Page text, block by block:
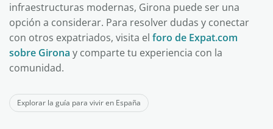
infraestructuras modernas, Girona puede ser una
opción a considerar. Para resolver dudas y conectar
con otros expatriados, visita el foro de Expat.com
sobre Girona y comparte tu experiencia con la
comunidad.
Explorar la guía para vivir en España